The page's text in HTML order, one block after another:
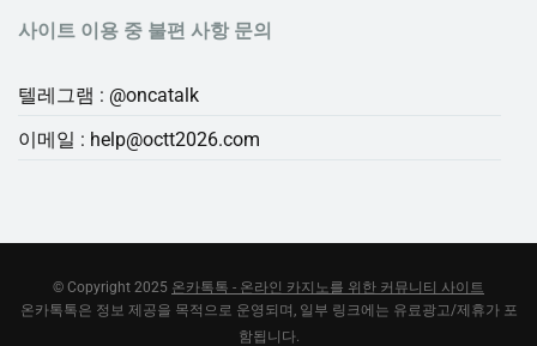
사이트 이용 중 불편 사항 문의
텔레그램 : @oncatalk
이메일 : help@octt2026.com
© Copyright 2025 온카톡톡 - 온라인 카지노를 위한 커뮤니티 사이트
온카톡톡은 정보 제공을 목적으로 운영되며, 일부 링크에는 유료광고/제휴가 포
함됩니다.